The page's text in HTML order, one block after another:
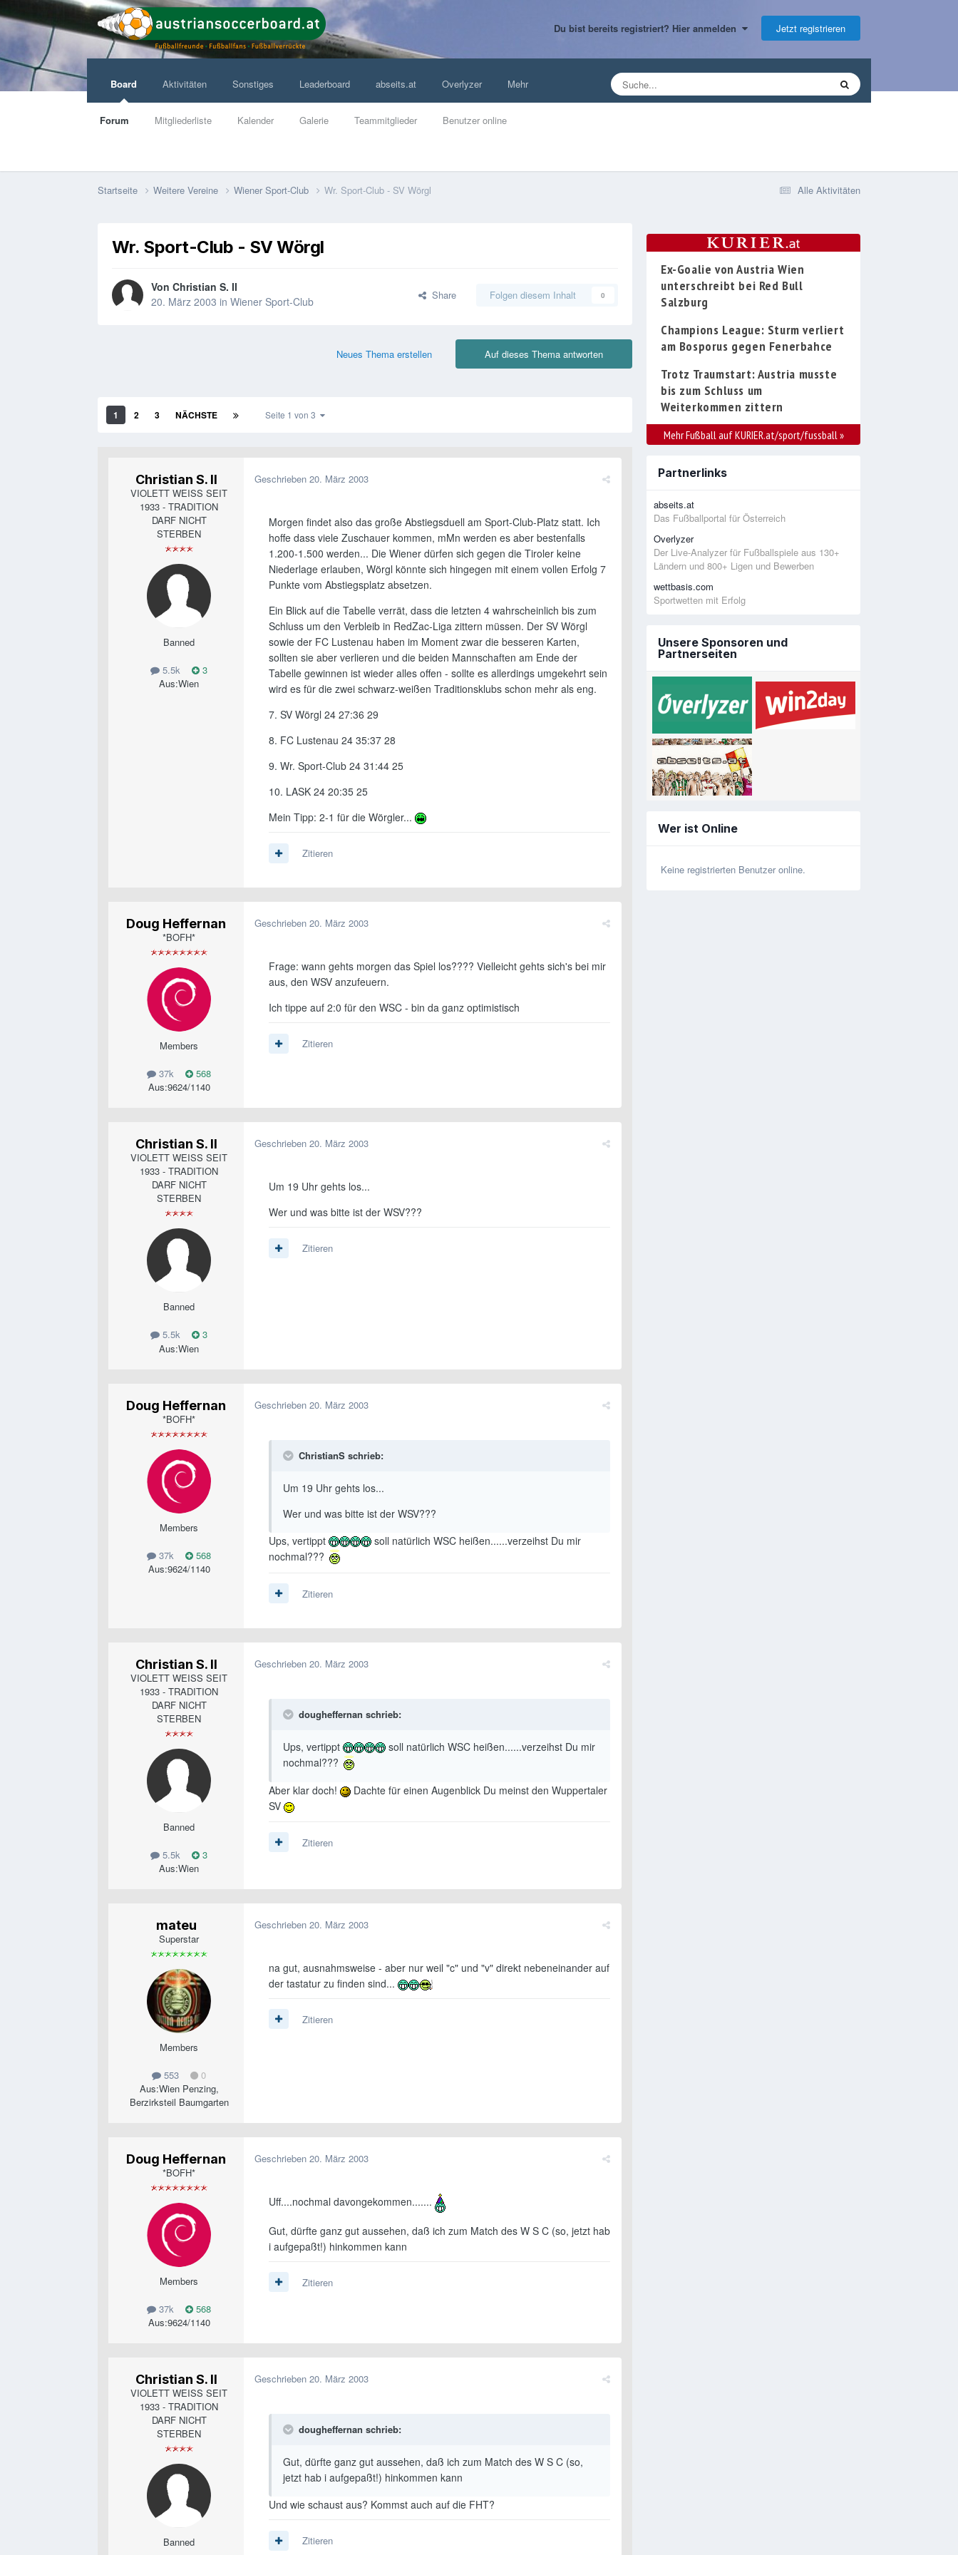
Du bist bereits registriert? Hier anmelden Jetzt registrieren
Board
Forum Mitgliederliste Kalender Galerie Teammitglieder Benutzer online
Aktivitäten Sonstiges Leaderboard abseits.at Overlyzer Mehr
Alle Aktivitäten
Startseite Weitere Vereine Wiener Sport-Club Wr. Sport-Club - SV Wörgl
Wr. Sport-Club - SV Wörgl
Von Christian S. II
20. März 2003 in Wiener Sport-Club Share Folgen diesem Inhalt 0
Auf dieses Thema antworten
Neues Thema erstellen
1 2 3 NÄCHSTE Seite 1 von 3
Christian S. II
VIOLETT WEISS SEIT
1933 - TRADITION
DARF NICHT
STERBEN
Banned
5.5k
3
Aus:Wien
Geschrieben 20. März 2003
Morgen findet also das große Abstiegsduell am Sport-Club-Platz statt. Ich
hoffe dass viele Zuschauer kommen, mMn werden es aber bestenfalls
1.200-1.500 werden... Die Wiener dürfen sich gegen die Tiroler keine
Niederlage erlauben, Wörgl könnte sich hingegen mit einem vollen Erfolg 7
Punkte vom Abstiegsplatz absetzen.
Ein Blick auf die Tabelle verrät, dass die letzten 4 wahrscheinlich bis zum
Schluss um den Verbleib in RedZac-Liga zittern müssen. Der SV Wörgl
sowie der FC Lustenau haben im Moment zwar die besseren Karten,
sollten sie aber verlieren und die beiden Mannschaften am Ende der
Tabelle gewinnen ist wieder alles offen - sollte es allerdings umgekehrt sein
wird es für die zwei schwarz-weißen Traditionsklubs schon mehr als eng.
7. SV Wörgl 24 27:36 29
8. FC Lustenau 24 35:37 28
9. Wr. Sport-Club 24 31:44 25
10. LASK 24 20:35 25
Mein Tipp: 2-1 für die Wörgler...
Zitieren
Doug Heffernan
*BOFH*
Members
37k
568
Aus:9624/1140
Geschrieben 20. März 2003
Frage: wann gehts morgen das Spiel los???? Vielleicht gehts sich's bei mir
aus, den WSV anzufeuern.
Ich tippe auf 2:0 für den WSC - bin da ganz optimistisch
Zitieren
Christian S. II
VIOLETT WEISS SEIT
1933 - TRADITION
DARF NICHT
STERBEN
Banned
5.5k
3
Aus:Wien
Geschrieben 20. März 2003
Um 19 Uhr gehts los...
Wer und was bitte ist der WSV???
Zitieren
Doug Heffernan
*BOFH*
Members
37k
568
Aus:9624/1140
Geschrieben 20. März 2003
ChristianS schrieb:
Um 19 Uhr gehts los...
Wer und was bitte ist der WSV???
Ups, vertippt
soll natürlich WSC heißen......verzeihst Du mir
nochmal???
Zitieren
Christian S. II
VIOLETT WEISS SEIT
1933 - TRADITION
DARF NICHT
STERBEN
Banned
5.5k
3
Aus:Wien
Geschrieben 20. März 2003
dougheffernan schrieb:
Ups, vertippt
soll natürlich WSC heißen......verzeihst Du mir
nochmal???
Aber klar doch!
Dachte für einen Augenblick Du meinst den Wuppertaler
SV
Zitieren
mateu
Superstar
Members
553
0
Aus:Wien Penzing,
Berzirksteil Baumgarten
Geschrieben 20. März 2003
na gut, ausnahmsweise - aber nur weil "c" und "v" direkt nebeneinander auf
der tastatur zu finden sind...
Zitieren
Doug Heffernan
*BOFH*
Members
37k
568
Aus:9624/1140
Geschrieben 20. März 2003
Uff....nochmal davongekommen.......
Gut, dürfte ganz gut aussehen, daß ich zum Match des W S C (so, jetzt hab
i aufgepaßt!) hinkommen kann
Zitieren
Christian S. II
VIOLETT WEISS SEIT
1933 - TRADITION
DARF NICHT
STERBEN
Banned
Geschrieben 20. März 2003
dougheffernan schrieb:
Gut, dürfte ganz gut aussehen, daß ich zum Match des W S C (so,
jetzt hab i aufgepaßt!) hinkommen kann
Und wie schaust aus? Kommst auch auf die FHT?
Zitieren
Ex-Goalie von Austria Wien
unterschreibt bei Red Bull
Salzburg
Champions League: Sturm verliert
am Bosporus gegen Fenerbahce
Trotz Traumstart: Austria musste
bis zum Schluss um
Weiterkommen zittern
Mehr Fußball auf KURIER.at/sport/fussball »
Partnerlinks
abseits.at
Das Fußballportal für Österreich
Overlyzer
Der Live-Analyzer für Fußballspiele aus 130+
Ländern und 800+ Ligen und Bewerben
wettbasis.com
Sportwetten mit Erfolg
Unsere Sponsoren und
Partnerseiten
Wer ist Online
Keine registrierten Benutzer online.